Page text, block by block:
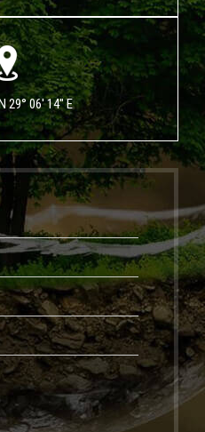
29° 06' 14" E